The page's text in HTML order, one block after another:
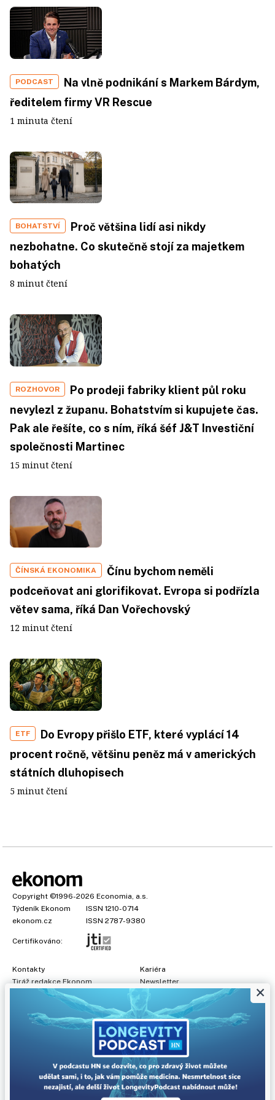
PODCAST
Na vlně podnikání s Markem Bárdym,
ředitelem firmy VR Rescue
1 minuta čtení
BOHATSTVÍ
Proč většina lidí asi nikdy
nezbohatne. Co skutečně stojí za majetkem
bohatých
8 minut čtení
ROZHOVOR
Po prodeji fabriky klient půl roku
nevylezl z županu. Bohatstvím si kupujete čas.
Pak ale řešíte, co s ním, říká šéf J&T Investiční
společnosti Martinec
15 minut čtení
ČÍNSKÁ EKONOMIKA
Čínu bychom neměli
podceňovat ani glorifikovat. Evropa si podřízla
větev sama, říká Dan Vořechovský
12 minut čtení
ETF
Do Evropy přišlo ETF, které vyplácí 14
procent ročně, většinu peněz má v amerických
státních dluhopisech
5 minut čtení
Copyright ©1996-2026 Economia, a.s.
Týdeník Ekonom
ISSN 1210-0714
ekonom.cz
ISSN 2787-9380
Certifikováno:
Kontakty
Tiráž redakce Ekonom
Předplatné
Kariéra
Newsletter
Všeobecné podmínky
Prohlášení o cookies
Nastavení soukromí
Ochrana osobních údajů
, obchodní garant: Adéla Formáčková,+420 739 500 832
Jakékoliv užití obsahu, včetně převzetí článků, je bez souhlasu
Economia, a.s. zapovězeno. Bez souhlasu Economia, a.s. je
×